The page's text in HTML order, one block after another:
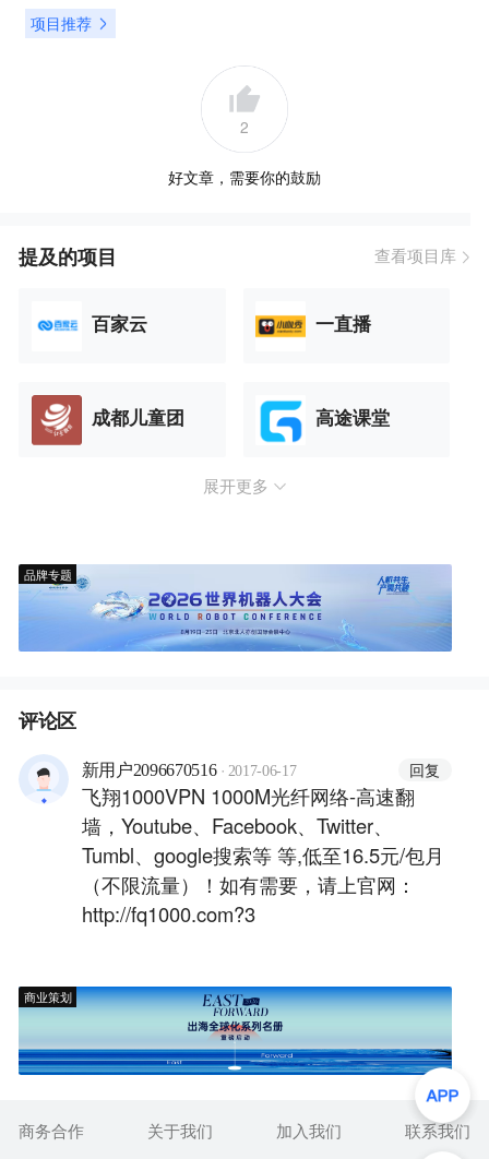
项目推荐
2
好文章，需要你的鼓励
提及的项目 查看项目库
百家云 一直播
成都儿童团 高途课堂
展开更多
品牌专题
评论区
新用户2096670516 · 2017-06-17 回复
飞翔1000VPN 1000M光纤网络-高速翻
墙，Youtube、Facebook、Twitter、
Tumbl、google搜索等 等,低至16.5元/包月
（不限流量）！如有需要，请上官网：
http://fq1000.com?3
商业策划
商务合作 关于我们 加入我们 联系我们